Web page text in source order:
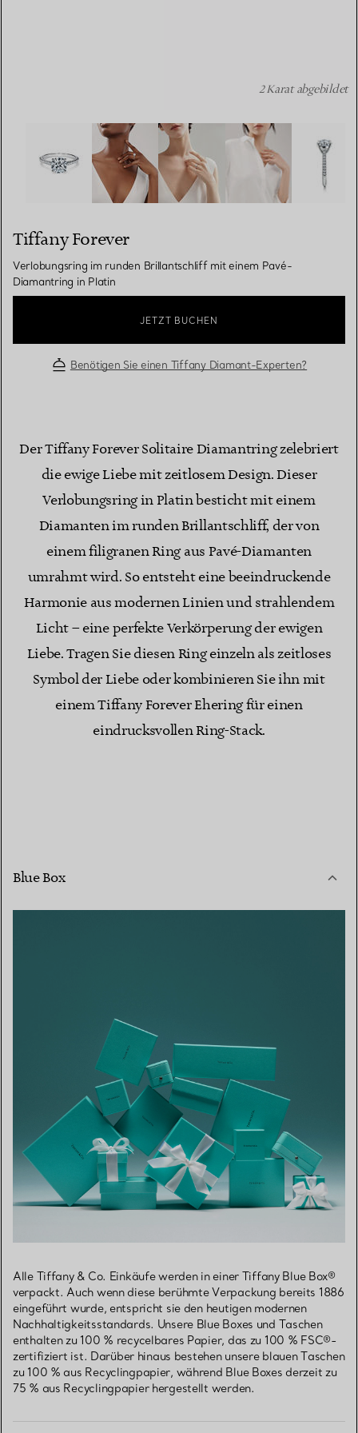
Tiffany Forever:Verlobungsring im runden Brillantschliff
2 Karat abgebildet
Tiffany Forever
Verlobungsring im runden Brillantschliff mit einem Pavé-
Diamantring in Platin
JETZT BUCHEN
Benötigen Sie einen Tiffany Diamant-Experten?
Der Tiffany Forever Solitaire Diamantring zelebriert
die ewige Liebe mit zeitlosem Design. Dieser
Verlobungsring in Platin besticht mit einem
Diamanten im runden Brillantschliff, der von
einem filigranen Ring aus Pavé-Diamanten
umrahmt wird. So entsteht eine beeindruckende
Harmonie aus modernen Linien und strahlendem
Licht – eine perfekte Verkörperung der ewigen
Liebe. Tragen Sie diesen Ring einzeln als zeitloses
Symbol der Liebe oder kombinieren Sie ihn mit
einem Tiffany Forever Ehering für einen
eindrucksvollen Ring-Stack.
Blue Box
Alle Tiffany & Co. Einkäufe werden in einer Tiffany Blue Box®
verpackt. Auch wenn diese berühmte Verpackung bereits 1886
eingeführt wurde, entspricht sie den heutigen modernen
Nachhaltigkeitsstandards. Unsere Blue Boxes und Taschen
enthalten zu 100 % recycelbares Papier, das zu 100 % FSC®-
zertifiziert ist. Darüber hinaus bestehen unsere blauen Taschen
zu 100 % aus Recyclingpapier, während Blue Boxes derzeit zu
75 % aus Recyclingpapier hergestellt werden.